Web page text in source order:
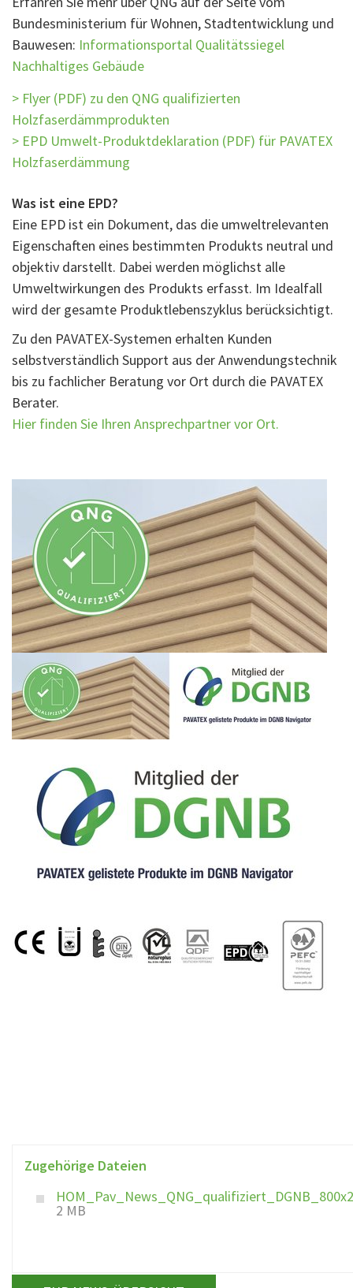
Bundesministerium für Wohnen, Stadtentwicklung und
Bauwesen: Informationsportal Qualitätssiegel
Nachhaltiges Gebäude
> Flyer (PDF) zu den QNG qualifizierten
Holzfaserdämmprodukten
> EPD Umwelt-Produktdeklaration (PDF) für PAVATEX
Holzfaserdämmung
Was ist eine EPD?
Eine EPD ist ein Dokument, das die umweltrelevanten
Eigenschaften eines bestimmten Produkts neutral und
objektiv darstellt. Dabei werden möglichst alle
Umweltwirkungen des Produkts erfasst. Im Idealfall
wird der gesamte Produktlebenszyklus berücksichtigt.
Zu den PAVATEX-Systemen erhalten Kunden
selbstverständlich Support aus der Anwendungstechnik
bis zu fachlicher Beratung vor Ort durch die PAVATEX
Berater.
Hier finden Sie Ihren Ansprechpartner vor Ort.
Zugehörige Dateien
2 MB